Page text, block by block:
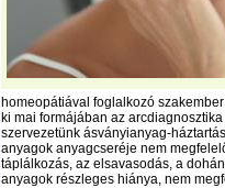
homeopátiával foglalkozó
ki mai formájában az
szervezetünk ásványianyag-
anyagok anyagcseréje nem
táplálkozás, az elsavasodás, a
anyagok részleges hiánya, nem